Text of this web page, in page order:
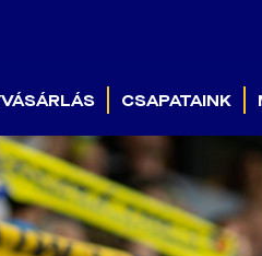
CSAPATAINK